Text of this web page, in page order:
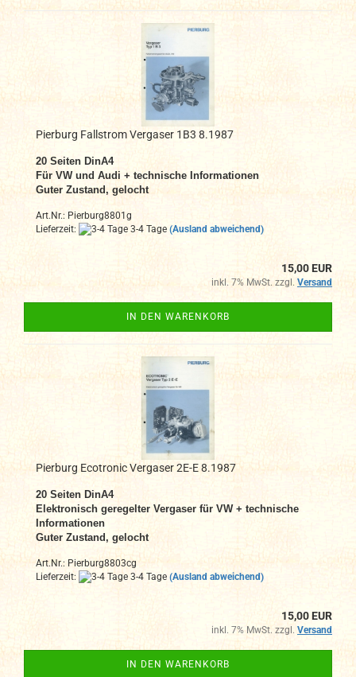
Pierburg Fallstrom Vergaser 1B3 8.1987
20 Seiten DinA4
Für VW und Audi + technische Informationen
Guter Zustand, gelocht
Art.Nr.: Pierburg8801g
Lieferzeit:
3-4 Tage (Ausland abweichend)
15,00 EUR
inkl. 7% MwSt. zzgl. Versand
IN DEN WARENKORB
Pierburg Ecotronic Vergaser 2E-E 8.1987
20 Seiten DinA4
Elektronisch geregelter Vergaser für VW + technische
Informationen
Guter Zustand, gelocht
Art.Nr.: Pierburg8803cg
Lieferzeit:
3-4 Tage (Ausland abweichend)
15,00 EUR
inkl. 7% MwSt. zzgl. Versand
IN DEN WARENKORB